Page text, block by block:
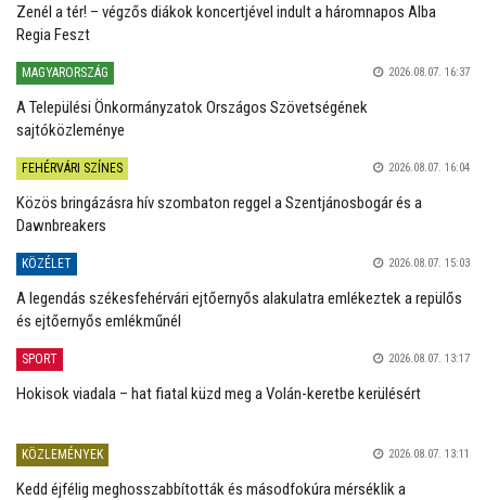
Zenél a tér! – végzős diákok koncertjével indult a háromnapos Alba
Regia Feszt
MAGYARORSZÁG 2026.08.07. 16:37
A Települési Önkormányzatok Országos Szövetségének
sajtóközleménye
FEHÉRVÁRI SZÍNES 2026.08.07. 16:04
Közös bringázásra hív szombaton reggel a Szentjánosbogár és a
Dawnbreakers
KÖZÉLET 2026.08.07. 15:03
A legendás székesfehérvári ejtőernyős alakulatra emlékeztek a repülős
és ejtőernyős emlékműnél
SPORT 2026.08.07. 13:17
Hokisok viadala – hat fiatal küzd meg a Volán-keretbe kerülésért
KÖZLEMÉNYEK 2026.08.07. 13:11
Kedd éjfélig meghosszabbították és másodfokúra mérséklik a